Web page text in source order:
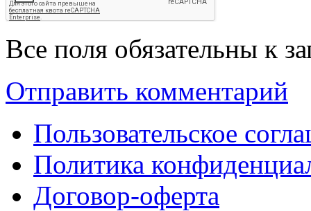
Все поля обязательны к
Отправить комментарий
Пользовательское
Политика
Договор-оферта